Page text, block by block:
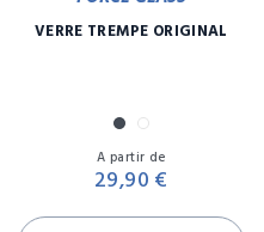
VERRE TREMPÉ ORIGINAL
NoirTransparent
A partir de
29,90 €